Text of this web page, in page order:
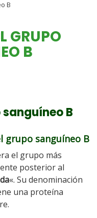
B
GRUPO
B
B
grupo sanguíneo B
el grupo más
posterior al
«. Su denominación
una proteína